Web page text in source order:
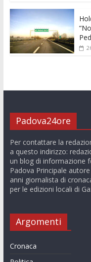
Padova24ore
Per contattare la
a questo indirizzo:
un blog di informazione
Padova Principale
anni giornalista di
per le edizioni locali di
Argomenti
Cronaca